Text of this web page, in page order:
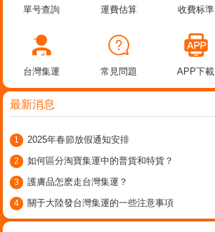
單号查詢 運費估算 收費标準
台灣集運 常見問題 APP下載
最新消息
1 2025年春節放假通知安排
2 如何區分淘寶集運中的普貨和特貨？
3 護膚品怎麽走台灣集運？
4 關于大陸發台灣集運的一些注意事項